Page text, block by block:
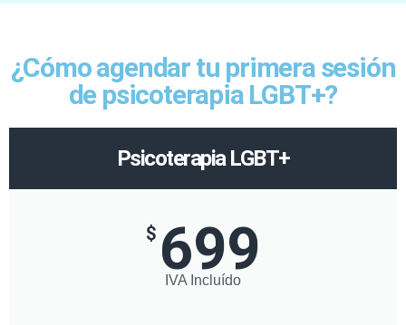
¿Cómo agendar tu primera sesión
de psicoterapia LGBT+?
Psicoterapia LGBT+
$ 699
IVA Incluído